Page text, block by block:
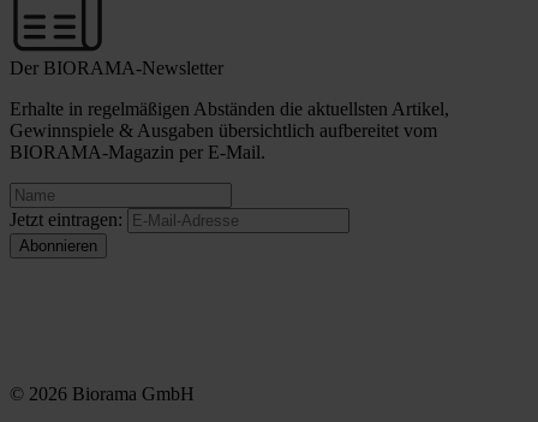
Der BIORAMA-Newsletter
Erhalte in regelmäßigen Abständen die aktuellsten Artikel,
Gewinnspiele & Ausgaben übersichtlich aufbereitet vom
BIORAMA-Magazin per E-Mail.
Jetzt eintragen:
© 2026 Biorama GmbH